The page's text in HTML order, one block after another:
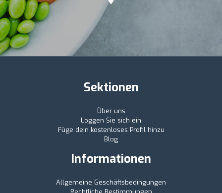
Sektionen
Über uns
Loggen Sie sich ein
Füge dein kostenloses Profil hinzu
Blog
Informationen
Allgemeine Geschäftsbedingungen